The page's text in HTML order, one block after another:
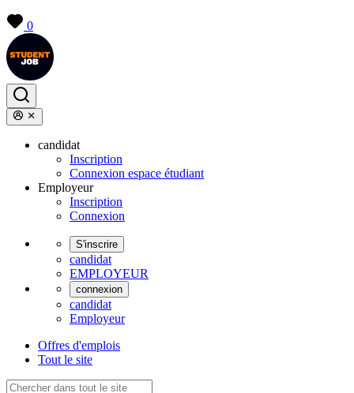
0
candidat
Inscription
Connexion espace étudiant
Employeur
Inscription
Connexion
S'inscrire
candidat
EMPLOYEUR
connexion
candidat
Employeur
Offres d'emplois
Tout le site